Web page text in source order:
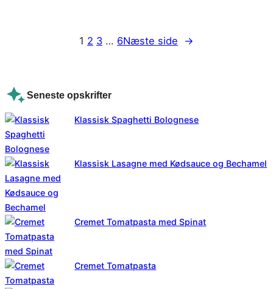
1 2 3 … 6Næste side →
Seneste opskrifter
Klassisk Spaghetti Bolognese
Klassisk Lasagne med Kødsauce og Bechamel
Cremet Tomatpasta med Spinat
Cremet Tomatpasta